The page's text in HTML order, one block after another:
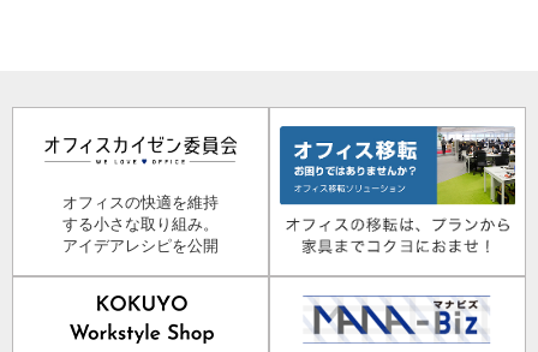
オフィスの快適を維持
する小さな取り組み。
アイデアレシピを公開